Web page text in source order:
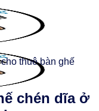
thuê bàn ghế
chén dĩa ở